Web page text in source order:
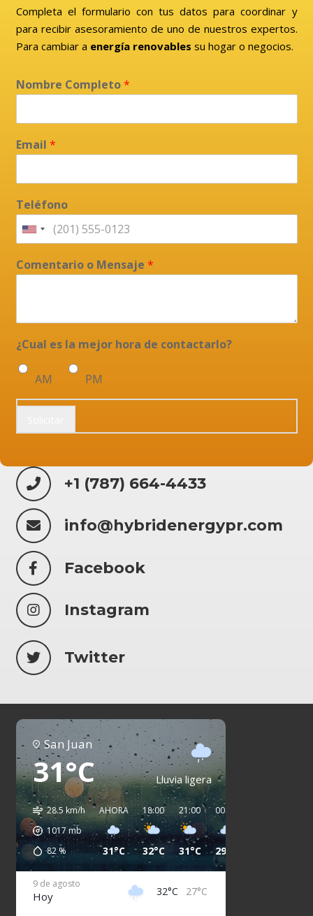
Completa el formulario con tus datos para coordinar y
para recibir asesoramiento de uno de nuestros expertos.
Para cambiar a energía renovables su hogar o negocios.
Nombre Completo*
Email *
Teléfono
Comentario o Mensaje *
¿Cual es la mejor hora de contactarlo?
AM PM
+1 (787) 664-4433
info@hybridenergypr.com
Facebook
Instagram
Twitter
San Juan
31°C Lluvia ligera
28.5 km/h
1017mb
82%
AHORA
31°C
18:00
32°C
21:00
31°C
00:00
29°C
9 de agosto
Hoy 32°C 27°C